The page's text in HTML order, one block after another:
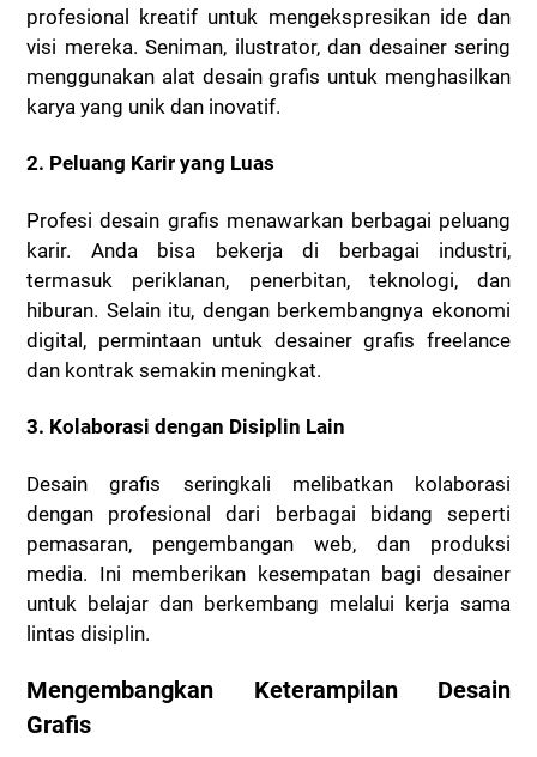
profesional kreatif untuk mengekspresikan ide dan
visi mereka. Seniman, ilustrator, dan desainer sering
menggunakan alat desain grafis untuk menghasilkan
karya yang unik dan inovatif.
2. Peluang Karir yang Luas
Profesi desain grafis menawarkan berbagai peluang
karir. Anda bisa bekerja di berbagai industri,
termasuk periklanan, penerbitan, teknologi, dan
hiburan. Selain itu, dengan berkembangnya ekonomi
digital, permintaan untuk desainer grafis freelance
dan kontrak semakin meningkat.
3. Kolaborasi dengan Disiplin Lain
Desain grafis seringkali melibatkan kolaborasi
dengan profesional dari berbagai bidang seperti
pemasaran, pengembangan web, dan produksi
media. Ini memberikan kesempatan bagi desainer
untuk belajar dan berkembang melalui kerja sama
lintas disiplin.
Mengembangkan Keterampilan Desain
Grafis